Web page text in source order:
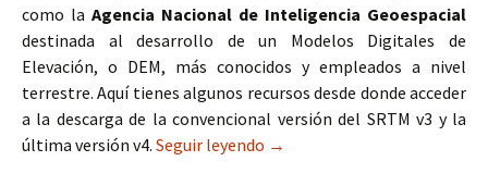
como la Agencia Nacional de Inteligencia Geoespacial
destinada al desarrollo de un Modelos Digitales de
Elevación, o DEM, más conocidos y empleados a nivel
terrestre. Aquí tienes algunos recursos desde donde acceder
a la descarga de la convencional versión del SRTM v3 y la
última versión v4. Seguir leyendo Descarga el DEM SRTM a 30
→